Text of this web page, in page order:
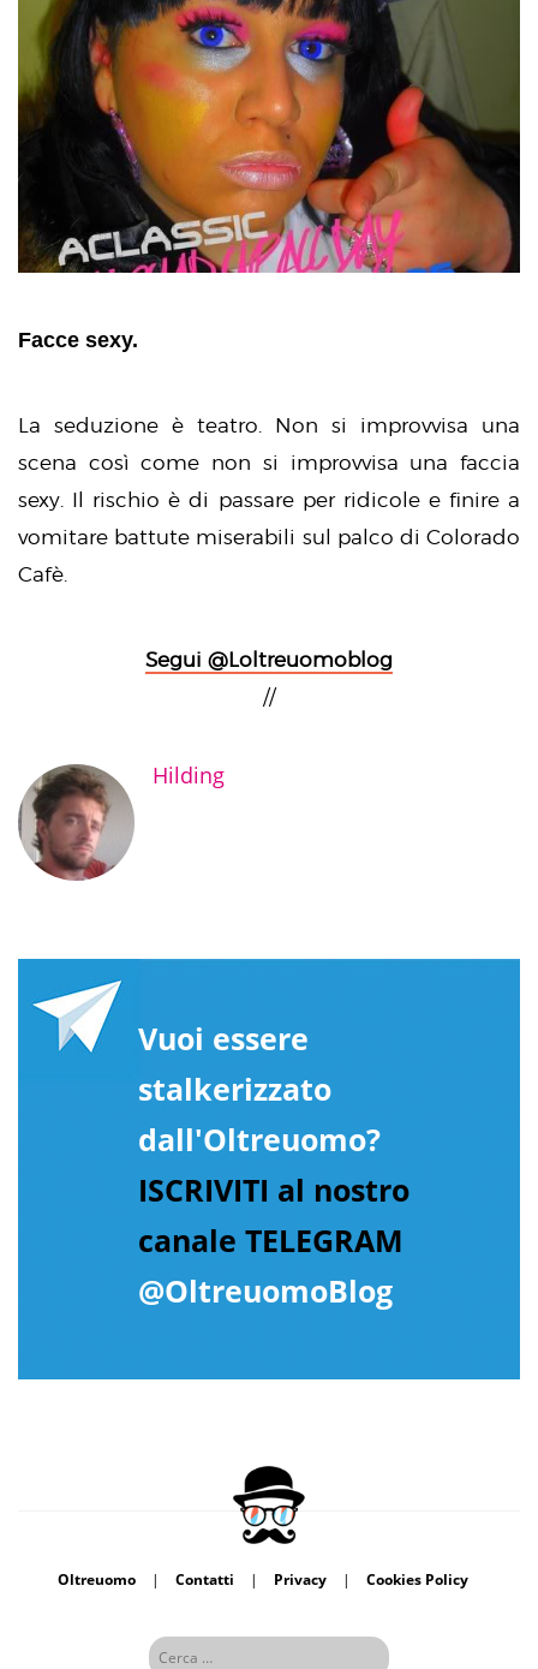
Facce sexy.
La seduzione è teatro. Non si improvvisa una
scena così come non si improvvisa una faccia
sexy. Il rischio è di passare per ridicole e finire a
vomitare battute miserabili sul palco di Colorado
Cafè.
Segui @Loltreuomoblog
//
Hilding
Vuoi essere
stalkerizzato
dall'Oltreuomo?
ISCRIVITI al nostro
canale TELEGRAM
@OltreuomoBlog
Oltreuomo | Contatti | Privacy | Cookies Policy